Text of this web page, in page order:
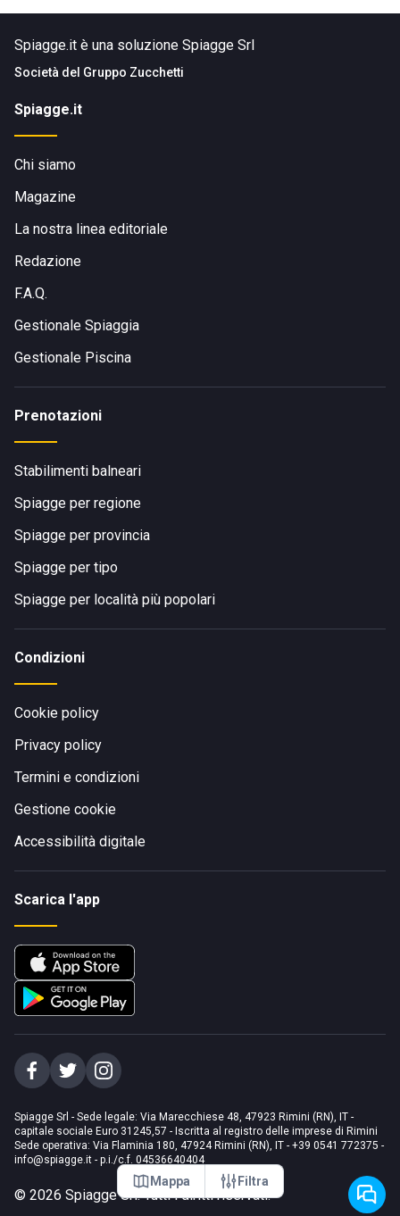
Mappa Filtra
Spiagge.it è una soluzione Spiagge Srl
Società del Gruppo Zucchetti
Spiagge.it
Chi siamo
Magazine
La nostra linea editoriale
Redazione
F.A.Q.
Gestionale Spiaggia
Gestionale Piscina
Prenotazioni
Stabilimenti balneari
Spiagge per regione
Spiagge per provincia
Spiagge per tipo
Spiagge per località più popolari
Condizioni
Cookie policy
Privacy policy
Termini e condizioni
Gestione cookie
Accessibilità digitale
Scarica l'app
Spiagge Srl - Sede legale: Via Marecchiese 48, 47923 Rimini (RN), IT -
capitale sociale Euro 31245,57 - Iscritta al registro delle imprese di Rimini
Sede operativa: Via Flaminia 180, 47924 Rimini (RN), IT - +39 0541 772375 -
info@spiagge.it - p.i./c.f. 04536640404
© 2026 Spiagge Srl. Tutti i diritti riservati.